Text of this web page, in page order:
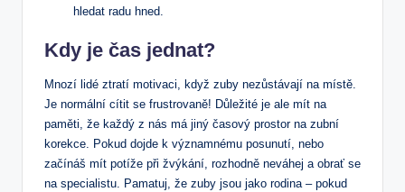
hledat radu hned.
Kdy je čas jednat?
Mnozí lidé ztratí motivaci, když zuby nezůstávají na místě.
Je normální cítit se frustrovaně! Důležité je ale mít na
paměti, že každý z nás má jiný časový prostor na zubní
korekce. Pokud dojde k významnému posunutí, nebo
začínáš mít potíže při žvýkání, rozhodně neváhej a obrať se
na specialistu. Pamatuj, že zuby jsou jako rodina – pokud